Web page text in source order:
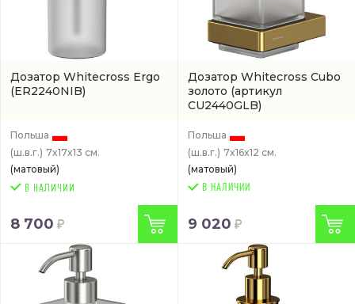
Дозатор Whitecross Ergo
(ER2240NIB)
Польша
(ш.в.г.) 7x17x13 см.
(матовый)
8 700
Дозатор Whitecross Cubo
золото (артикул
CU2440GLB)
Польша
(ш.в.г.) 7x16x12 см.
(матовый)
В НАЛИЧИИ
9 020